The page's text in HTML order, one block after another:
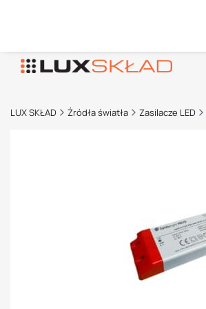
LUX SKŁAD Źródła światła Zasilacze LED